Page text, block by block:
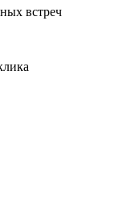
встреч